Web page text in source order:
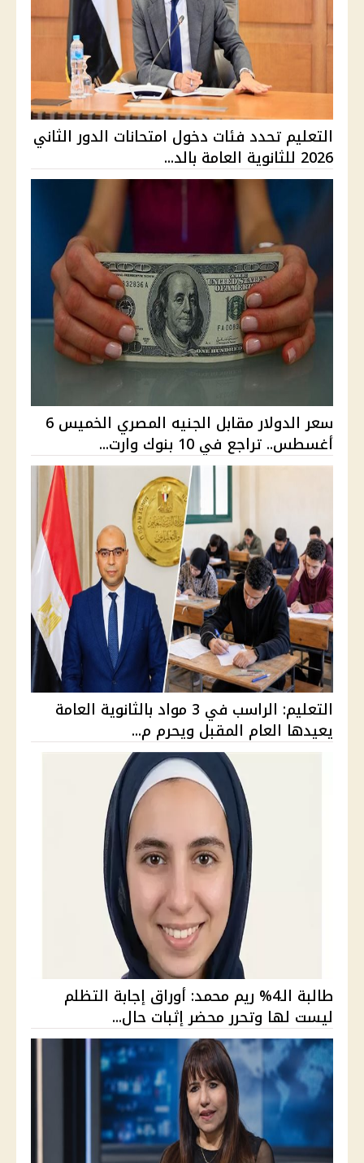
التعليم تحدد فئات دخول امتحانات الدور الثاني
2026 للثانوية العامة بالد...
سعر الدولار مقابل الجنيه المصري الخميس 6
أغسطس.. تراجع في 10 بنوك وارت...
التعليم: الراسب في 3 مواد بالثانوية العامة
يعيدها العام المقبل ويحرم م...
طالبة الـ4% ريم محمد: أوراق إجابة التظلم
ليست لها وتحرر محضر إثبات حال...